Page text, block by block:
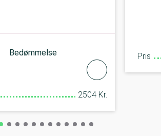
Bedømmelse
2504 Kr.
Pris